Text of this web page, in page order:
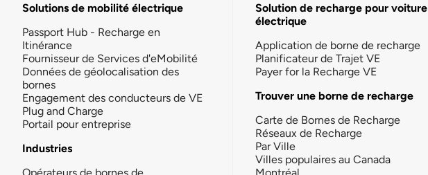
Solutions de mobilité électrique
Passport Hub - Recharge en
Itinérance
Fournisseur de Services d'eMobilité
Données de géolocalisation des
bornes
Engagement des conducteurs de VE
Plug and Charge
Portail pour entreprise
Industries
Solution de recharge pour voiture
électrique
Application de borne de recharge
Planificateur de Trajet VE
Payer for la Recharge VE
Trouver une borne de recharge
Carte de Bornes de Recharge
Réseaux de Recharge
Par Ville
Villes populaires au Canada